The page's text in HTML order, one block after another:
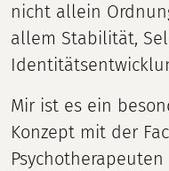
nicht allein
allem Stabilität,
Mir ist es ein
Konzept mit der